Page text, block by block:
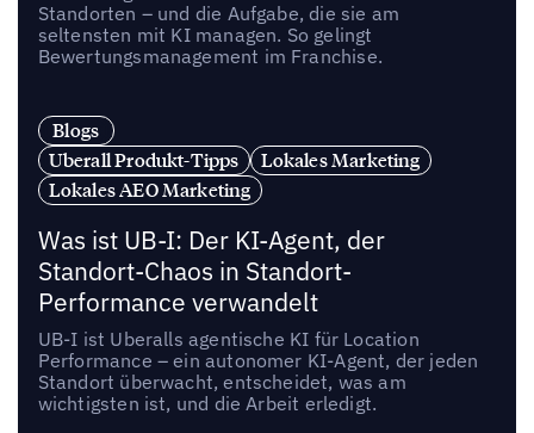
Standorten – und die Aufgabe, die sie am
seltensten mit KI managen. So gelingt
Bewertungsmanagement im Franchise.
Blogs
Uberall Produkt-Tipps
Lokales Marketing
Lokales AEO Marketing
Was ist UB-I: Der KI-Agent, der
Standort-Chaos in Standort-
Performance verwandelt
UB-I ist Uberalls agentische KI für Location
Performance – ein autonomer KI-Agent, der jeden
Standort überwacht, entscheidet, was am
wichtigsten ist, und die Arbeit erledigt.